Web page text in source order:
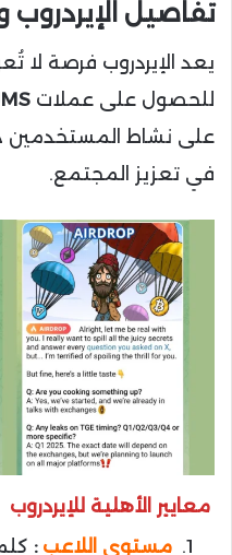
تفاصيل الإيردروب
يعد الإيردروب فرصة لا
للحصول على عملات
على نشاط المستخدمين
في تعزيز المجتمع.
معايير الأهلية للإيردروب
مستوى اللاعب :